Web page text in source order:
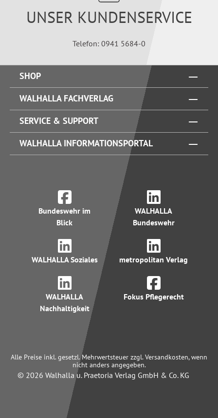
UNSER KUNDENSERVICE
Telefon: 0941 5684-0
SHOP
WALHALLA FACHVERLAG
SERVICE & SUPPORT
WALHALLA INFORMATIONSPORTAL
Bundeswehr im
Blick
WALHALLA
Bundeswehr
WALHALLA Soziales metropolitan Verlag
WALHALLA
Nachhaltigkeit
Fokus Pflegerecht
Alle Preise inkl. gesetzl. Mehrwertsteuer zzgl. Versandkosten, wenn
nicht anders angegeben.
© 2026 Walhalla u. Praetoria Verlag GmbH & Co. KG